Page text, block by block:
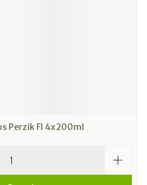
Perzik Fl 4x200ml